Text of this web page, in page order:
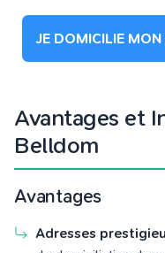
JE DOMICILIE
Avantages et
Belldom
Avantages
Adresses